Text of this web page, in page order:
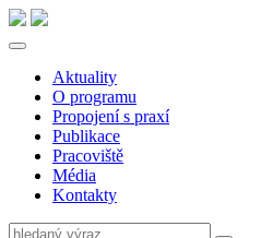
Aktuality
O programu
Propojení s praxí
Publikace
Pracoviště
Média
Kontakty